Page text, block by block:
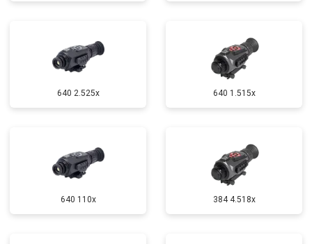
640 2.525x 640 1.515x
640 110x 384 4.518x